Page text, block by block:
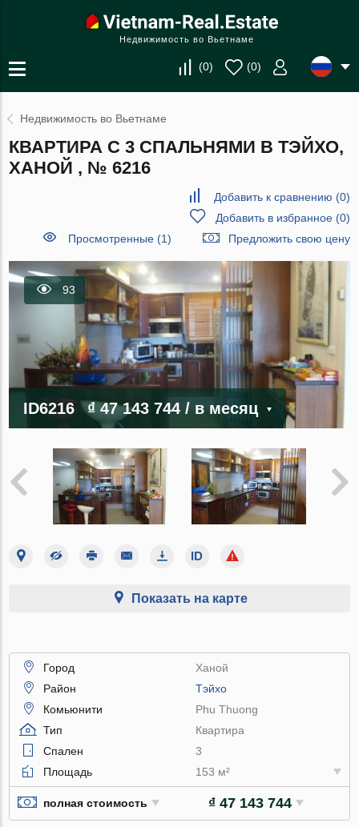
Недвижимость во Вьетнаме
(0) (0)
Недвижимость во Вьетнаме
КВАРТИРА С 3 СПАЛЬНЯМИ В ТЭЙХО,
ХАНОЙ , № 6216
Добавить к сравнению (0)
Добавить в избранное(0)
Просмотренные (1)
Предложить свою цену
93
ID6216 ₫ 47 143 744/ в месяц
Показать на карте
Город
Ханой
Район
Тэйхо
Комьюнити
Phu Thuong
Тип
Квартира
Спален
3
Площадь
153 м²
полная стоимость ₫ 47 143 744